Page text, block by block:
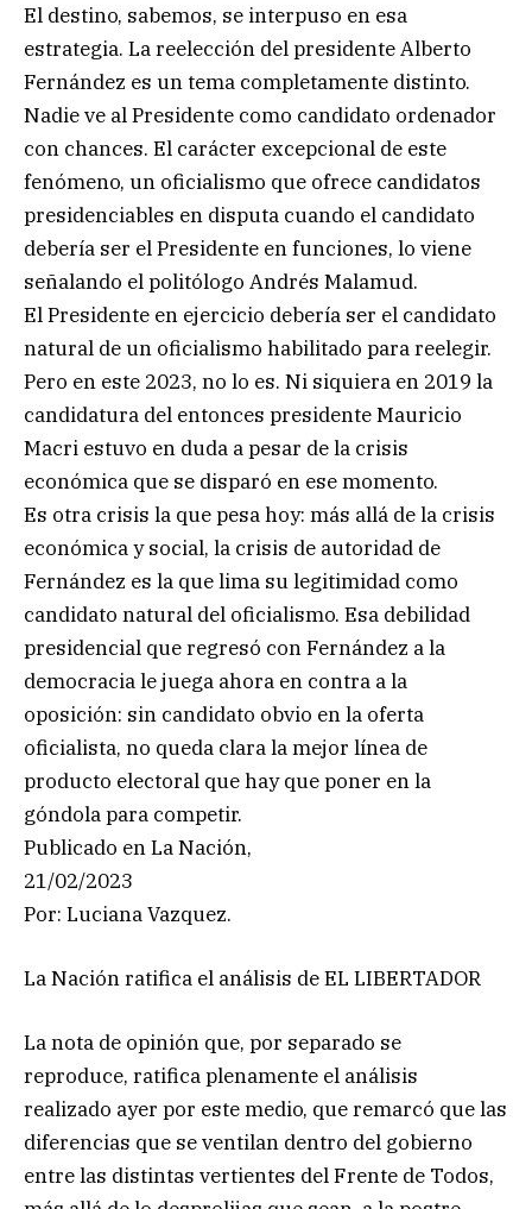
El destino, sabemos, se interpuso en esa
estrategia. La reelección del presidente Alberto
Fernández es un tema completamente distinto.
Nadie ve al Presidente como candidato ordenador
con chances. El carácter excepcional de este
fenómeno, un oficialismo que ofrece candidatos
presidenciables en disputa cuando el candidato
debería ser el Presidente en funciones, lo viene
señalando el politólogo Andrés Malamud.
El Presidente en ejercicio debería ser el candidato
natural de un oficialismo habilitado para reelegir.
Pero en este 2023, no lo es. Ni siquiera en 2019 la
candidatura del entonces presidente Mauricio
Macri estuvo en duda a pesar de la crisis
económica que se disparó en ese momento.
Es otra crisis la que pesa hoy: más allá de la crisis
económica y social, la crisis de autoridad de
Fernández es la que lima su legitimidad como
candidato natural del oficialismo. Esa debilidad
presidencial que regresó con Fernández a la
democracia le juega ahora en contra a la
oposición: sin candidato obvio en la oferta
oficialista, no queda clara la mejor línea de
producto electoral que hay que poner en la
góndola para competir.
Publicado en La Nación,
21/02/2023
Por: Luciana Vazquez.
La Nación ratifica el análisis de EL LIBERTADOR
La nota de opinión que, por separado se
reproduce, ratifica plenamente el análisis
realizado ayer por este medio, que remarcó que las
diferencias que se ventilan dentro del gobierno
entre las distintas vertientes del Frente de Todos,